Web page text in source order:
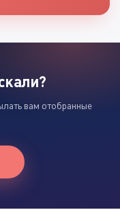
вам отобранные